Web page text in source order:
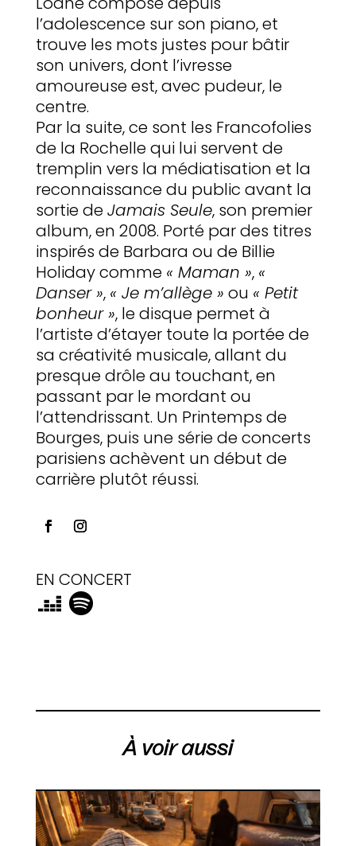
l’adolescence sur son piano, et
trouve les mots justes pour bâtir
son univers, dont l’ivresse
amoureuse est, avec pudeur, le
centre.
Par la suite, ce sont les Francofolies
de la Rochelle qui lui servent de
tremplin vers la médiatisation et la
reconnaissance du public avant la
sortie deJamais Seule, son premier
album, en 2008. Porté par des titres
inspirés de Barbara ou de Billie
Holiday comme « Maman », «
Danser », « Je m’allège » ou « Petit
bonheur », le disque permet à
l’artiste d’étayer toute la portée de
sa créativité musicale, allant du
presque drôle au touchant, en
passant par le mordant ou
l’attendrissant. Un Printemps de
Bourges, puis une série de concerts
parisiens achèvent un début de
carrière plutôt réussi.
EN CONCERT
À voir aussi